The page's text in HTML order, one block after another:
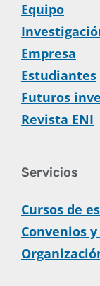
Equipo
Empresa
Estudiantes
Futuros
Revista ENI
Servicios
Cursos de
Convenios